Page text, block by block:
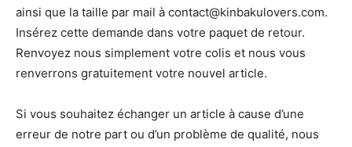
ainsi que la taille par mail à contact@kinbakulovers.com.
Insérez cette demande dans votre paquet de retour.
Renvoyez nous simplement votre colis et nous vous
renverrons gratuitement votre nouvel article.
Si vous souhaitez échanger un article à cause d’une
erreur de notre part ou d’un problème de qualité, nous